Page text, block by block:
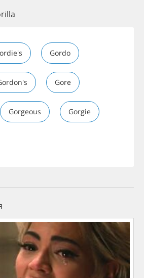
Gordo
Gore
Gorgeous Gorgie